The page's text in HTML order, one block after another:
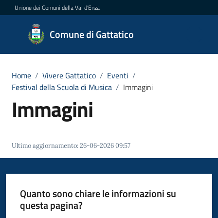
Vai al contenuto
Vai alla navigazione
Vai al footer
Unione dei Comuni della Val d'Enza
Comune di Gattatico
Comune
di
Amministrazione
Servizi
Comune
Home / Vivere Gattatico / Eventi /
Festival della Scuola di Musica / Immagini
Immagini
Ultimo aggiornamento:26-06-2026 09:57
Quanto sono chiare le informazioni su
questa pagina?